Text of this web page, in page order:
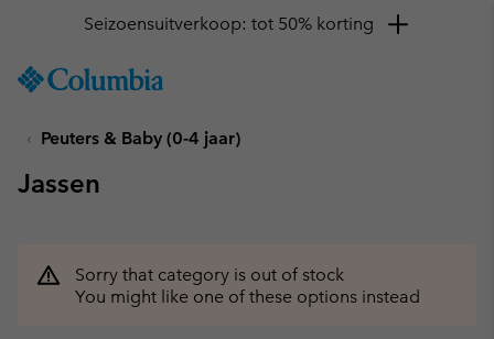
TO
SKIP
MAIN
TO
SEARCH
Seizoensuitverkoop: tot 50% korting
Peuters & Baby (0-4 jaar)
Jassen
Sorry that category is out of stock
You might like one of these options instead